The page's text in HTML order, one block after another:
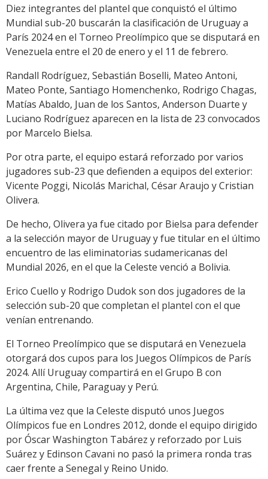
Link
Diez integrantes del plantel que conquistó el último
Mundial sub-20 buscarán la clasificación de Uruguay a
París 2024 en el Torneo Preolímpico que se disputará en
Venezuela entre el 20 de enero y el 11 de febrero.
Randall Rodríguez, Sebastián Boselli, Mateo Antoni,
Mateo Ponte, Santiago Homenchenko, Rodrigo Chagas,
Matías Abaldo, Juan de los Santos, Anderson Duarte y
Luciano Rodríguez aparecen en la lista de 23 convocados
por Marcelo Bielsa.
Por otra parte, el equipo estará reforzado por varios
jugadores sub-23 que defienden a equipos del exterior:
Vicente Poggi, Nicolás Marichal, César Araujo y Cristian
Olivera.
De hecho, Olivera ya fue citado por Bielsa para defender
a la selección mayor de Uruguay y fue titular en el último
encuentro de las eliminatorias sudamericanas del
Mundial 2026, en el que la Celeste venció a Bolivia.
Erico Cuello y Rodrigo Dudok son dos jugadores de la
selección sub-20 que completan el plantel con el que
venían entrenando.
El Torneo Preolímpico que se disputará en Venezuela
otorgará dos cupos para los Juegos Olímpicos de París
2024. Allí Uruguay compartirá en el Grupo B con
Argentina, Chile, Paraguay y Perú.
La última vez que la Celeste disputó unos Juegos
Olímpicos fue en Londres 2012, donde el equipo dirigido
por Óscar Washington Tabárez y reforzado por Luis
Suárez y Edinson Cavani no pasó la primera ronda tras
caer frente a Senegal y Reino Unido.